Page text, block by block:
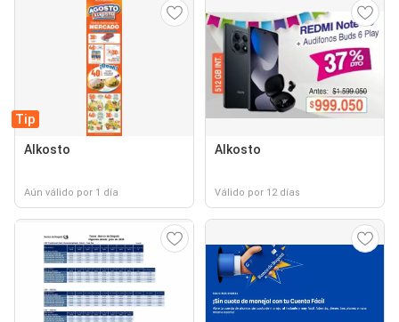
Tip
Alkosto
Aún válido por 1 día
Alkosto
Válido por 12 días